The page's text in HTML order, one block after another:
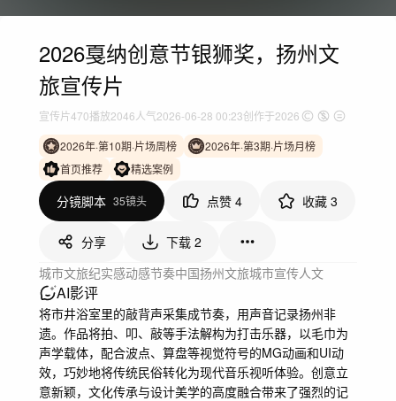
2026戛纳创意节银狮奖，扬州文
旅宣传片
宣传片470播放2046人气2026-06-28 00:23创作于2026
2026年·第10期·片场周榜
2026年·第3期·片场月榜
首页推荐
精选案例
分镜脚本 35镜头 点赞 4 收藏 3
分享 下载 2
城市文旅纪实感动感节奏中国扬州文旅城市宣传人文
AI影评
将市井浴室里的敲背声采集成节奏，用声音记录扬州非
遗。作品将拍、叩、敲等手法解构为打击乐器，以毛巾为
声学载体，配合波点、算盘等视觉符号的MG动画和UI动
效，巧妙地将传统民俗转化为现代音乐视听体验。创意立
意新颖，文化传承与设计美学的高度融合带来了强烈的记